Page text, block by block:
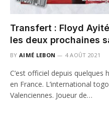
Transfert : Floyd
les deux prochaines
BY AIMÉ LEBON 4 AOÛT 2021
C’est officiel depuis
en France. L’international
Valenciennes. Joueur de…